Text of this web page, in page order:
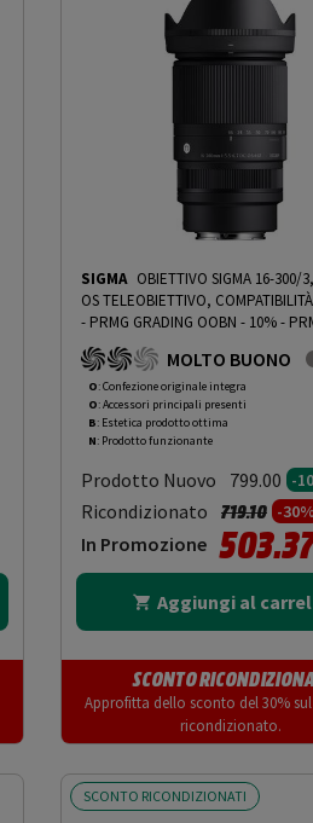
SIGMA OBIETTIVO SIGMA 16-300/
OS TELEOBIETTIVO,
- PRMG GRADING OOBN - 10%-
GRADING OOBN - 10%
MOLTO BUONO
O: Confezione originale integra
O: Accessori principali presenti
B: Estetica prodotto ottima
N: Prodotto funzionante
Prodotto Nuovo 799.00 -
Ricondizionato Prezzo
719.10a-
In Promozione
Aggiungi al
SCONTO
Approfitta dello sconto del 30%
ricondizionato.
SCONTO RICONDIZIONATI